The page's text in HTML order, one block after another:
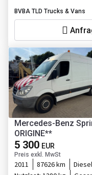
BVBA TLD Trucks & Vans
Mercedes-Benz
ORIGINE**
5 300 EUR
Preis exkl. MwSt
2011 87626 km Diesel